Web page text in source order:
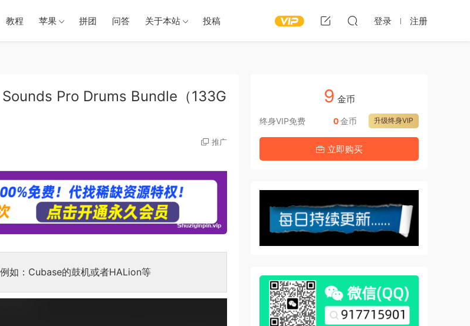
教程 苹果 拼团 问答 关于本站 投稿 登录 注册
Pro Drums Bundle（133G
推广
如：Cubase的鼓机或者HALion等
9 金币
终身VIP免费 升级终身VIP
0金币
立即购买